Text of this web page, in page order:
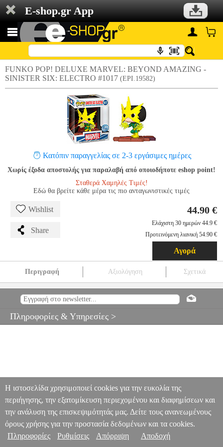
E-shop.gr App
FUNKO POP! DELUXE MARVEL: BEYOND AMAZING -
SINISTER SIX: ELECTRO #1017 (EPI.19582)
Κατόπιν παραγγελίας σε 2-3 εργάσιμες ημέρες
Χωρίς έξοδα αποστολής για παραλαβή από οποιοδήποτε eshop point!
Σταθερά Χαμηλές Τιμές!
Εδώ θα βρείτε κάθε μέρα τις πιο ανταγωνιστικές τιμές
Wishlist
Share
44.90 €
Ελάχιστη 30 ημερών 44.9 €
Προτεινόμενη λιανική 54.90 €
Αγορά
Περιγραφή Αξιολόγηση Σχετικά
SINISTER SIX: ELECTRO #1017
EPI.19582 FUNKO
BEYOND AMAZING - SINISTER SIX: ELECTRO #1017
Πληροφορίες & Υπηρεσίες >
Η ιστοσελίδα χρησιμοποιεί cookies για την ευκολία της
περιήγησης, την εξατομίκευση περιεχομένου και διαφημίσεων και
την ανάλυση της επισκεψιμότητάς μας. Δείτε τους ανανεωμένους
όρους χρήσης για την προστασία δεδομένων και τα cookies.
Πληροφορίες
Ρυθμίσεις Απόρριψη Αποδοχή